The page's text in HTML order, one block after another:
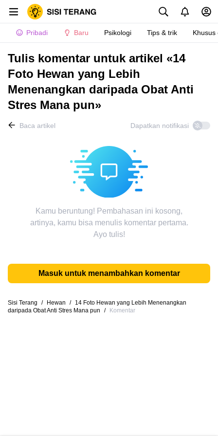
Pribadi Baru Psikologi Tips & trik Khusus
Tulis komentar untuk artikel «14
Foto Hewan yang Lebih
Menenangkan daripada Obat Anti
Stres Mana pun»
Baca artikel Dapatkan notifikasi
Kamu beruntung! Pembahasan ini kosong,
artinya, kamu bisa menulis komentar pertama.
Ayo tulis!
Masuk untuk menambahkan komentar
Sisi Terang / Hewan /
14 Foto Hewan yang Lebih Menenangkan
daripada Obat Anti Stres Mana pun
/ Komentar